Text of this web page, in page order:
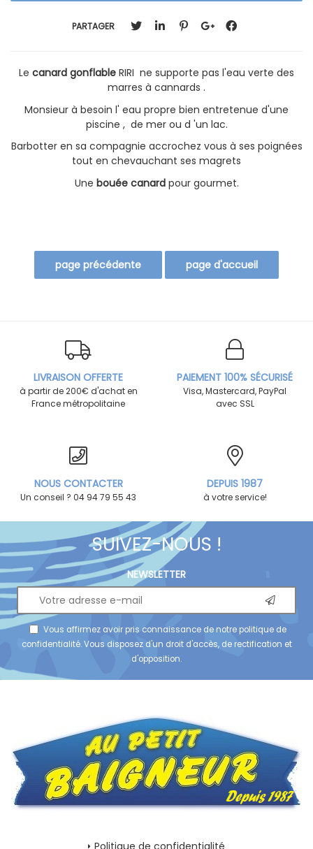
PARTAGER
Le canard gonflable RIRI ne supporte pas l'eau verte des
marres à cannards .
Monsieur à besoin l' eau propre bien entretenue d'une
piscine , de mer ou d 'un lac.
Barbotter en sa compagnie accrochez vous à ses poignées
tout en chevauchant ses magrets
Une bouée canard pour gourmet.
LIVRAISON OFFERTE
à partir de 200€ d'achat en
France métropolitaine
PAIEMENT 100% SÉCURISÉ
Visa, Mastercard, PayPal
avec SSL
NOUS CONTACTER
Un conseil ? 04 94 79 55 43
DEPUIS 1987
à votre service!
SUIVEZ-NOUS !
NEWSLETTER
Vous affirmez avoir pris connaissance de notre politique de
confidentialité. Vous disposez d'un droit d'accès, de rectification et
d'opposition.
Politique de confidentialité